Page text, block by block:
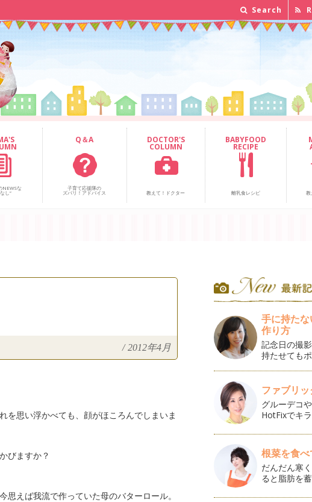
Search
NEWSな
し”
Q＆A
子育て応援隊の
ズバリ！アドバイス
DOCTOR'S
COLUMN
教えて！ドクター
BABYFOOD
RECIPE
離乳食レシピ 教
/ 2012年4月
を思い浮かべても、顔がほころんでしまいま
びますか？
えば我流で作っていた母のバターロール。
手に持た
作り方
記念日の撮
持たせても
ファブリ
グルーデコ
HotFixでキ
根菜を食
だんだん寒
ると脂肪を